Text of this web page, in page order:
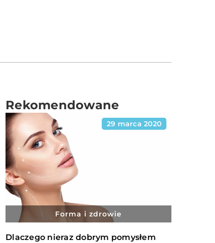
Rekomendowane
29 marca 2020
Forma i zdrowie
Dlaczego nieraz dobrym pomysłem